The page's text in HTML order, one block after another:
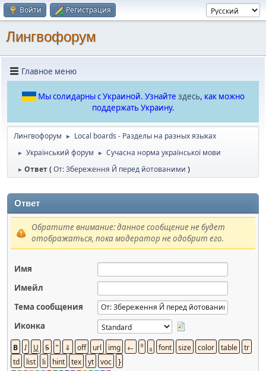
Войти Регистрация
Лингвофорум
Главное меню
Мы солидарны с Украиной. Узнайте здесь, как можно
поддержать Украину.
Лингвофорум ► Local boards - Разделы на разных языках
► Український форум ► Сучасна норма української мови
► Ответ (От: Збереження Й перед йотованими )
Ответ
Обратите внимание: данное сообщение не будет
отображаться, пока модератор не одобрит его.
Имя
Имейл
Тема сообщения
Иконка